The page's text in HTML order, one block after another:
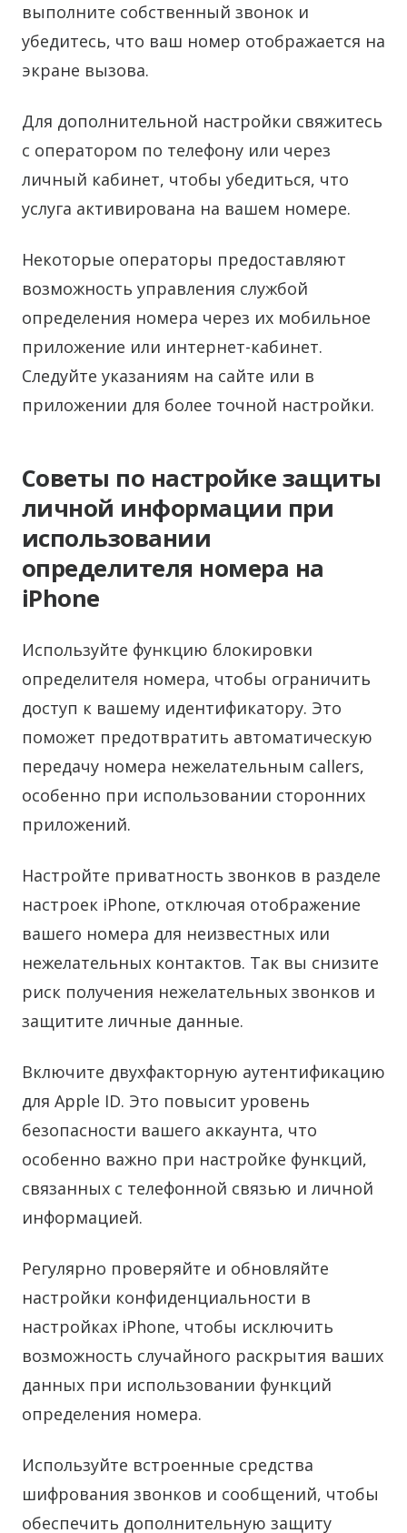
выполните собственный звонок и
убедитесь, что ваш номер отображается на
экране вызова.
Для дополнительной настройки свяжитесь
с оператором по телефону или через
личный кабинет, чтобы убедиться, что
услуга активирована на вашем номере.
Некоторые операторы предоставляют
возможность управления службой
определения номера через их мобильное
приложение или интернет-кабинет.
Следуйте указаниям на сайте или в
приложении для более точной настройки.
Советы по настройке защиты
личной информации при
использовании
определителя номера на
iPhone
Используйте функцию блокировки
определителя номера, чтобы ограничить
доступ к вашему идентификатору. Это
поможет предотвратить автоматическую
передачу номера нежелательным callers,
особенно при использовании сторонних
приложений.
Настройте приватность звонков в разделе
настроек iPhone, отключая отображение
вашего номера для неизвестных или
нежелательных контактов. Так вы снизите
риск получения нежелательных звонков и
защитите личные данные.
Включите двухфакторную аутентификацию
для Apple ID. Это повысит уровень
безопасности вашего аккаунта, что
особенно важно при настройке функций,
связанных с телефонной связью и личной
информацией.
Регулярно проверяйте и обновляйте
настройки конфиденциальности в
настройках iPhone, чтобы исключить
возможность случайного раскрытия ваших
данных при использовании функций
определения номера.
Используйте встроенные средства
шифрования звонков и сообщений, чтобы
обеспечить дополнительную защиту